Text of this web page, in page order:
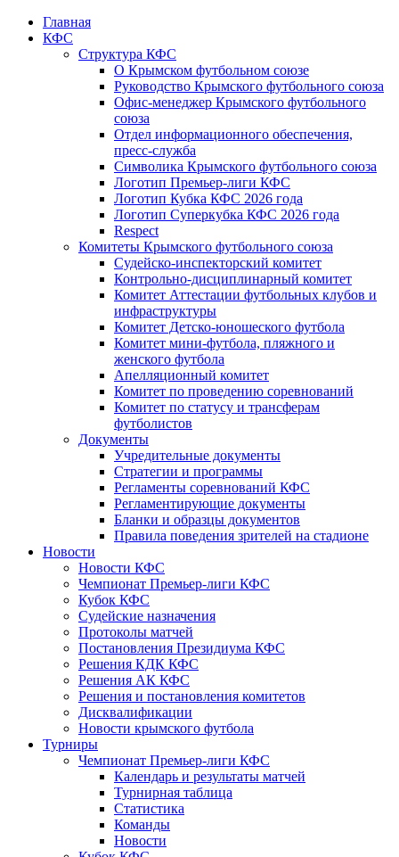
Главная
КФС
Структура КФС
О Крымском футбольном союзе
Руководство Крымского футбольного союза
Офис-менеджер Крымского футбольного
союза
Отдел информационного обеспечения,
пресс-служба
Символика Крымского футбольного союза
Логотип Премьер-лиги КФС
Логотип Кубка КФС 2026 года
Логотип Суперкубка КФС 2026 года
Respect
Комитеты Крымского футбольного союза
Судейско-инспекторский комитет
Контрольно-дисциплинарный комитет
Комитет Аттестации футбольных клубов и
инфраструктуры
Комитет Детско-юношеского футбола
Комитет мини-футбола, пляжного и
женского футбола
Апелляционный комитет
Комитет по проведению соревнований
Комитет по статусу и трансферам
футболистов
Документы
Учредительные документы
Стратегии и программы
Регламенты соревнований КФС
Регламентирующие документы
Бланки и образцы документов
Правила поведения зрителей на стадионе
Новости
Новости КФС
Чемпионат Премьер-лиги КФС
Кубок КФС
Судейские назначения
Протоколы матчей
Постановления Президиума КФС
Решения КДК КФС
Решения АК КФС
Решения и постановления комитетов
Дисквалификации
Новости крымского футбола
Турниры
Чемпионат Премьер-лиги КФС
Календарь и результаты матчей
Турнирная таблица
Статистика
Команды
Новости